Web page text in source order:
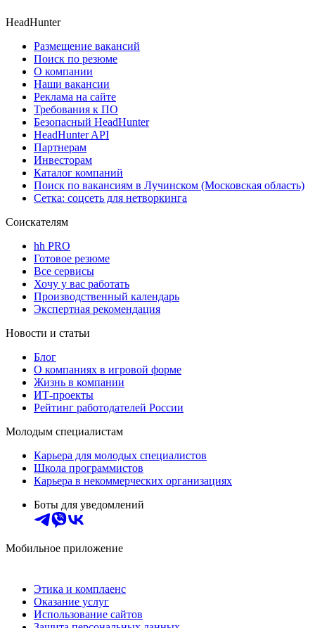
HeadHunter
Размещение вакансий
Поиск по резюме
О компании
Наши вакансии
Реклама на сайте
Требования к ПО
Безопасный HeadHunter
HeadHunter API
Партнерам
Инвесторам
Каталог компаний
Поиск по вакансиям в Лучинском (Московская область)
Сетка: соцсеть для нетворкинга
Соискателям
hh PRO
Готовое резюме
Все сервисы
Хочу у вас работать
Производственный календарь
Экспертная рекомендация
Новости и статьи
Блог
О компаниях в игровой форме
Жизнь в компании
ИТ-проекты
Рейтинг работодателей России
Молодым специалистам
Карьера для молодых специалистов
Школа программистов
Карьера в некоммерческих организациях
Боты для уведомлений
Мобильное приложение
Этика и комплаенс
Оказание услуг
Использование сайтов